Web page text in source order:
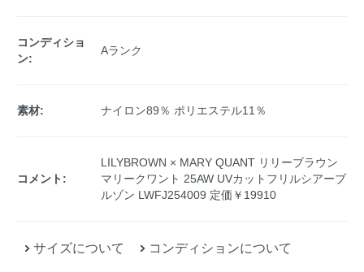
コンディショ
ン:
Aランク
素材: ナイロン89％ ポリエステル11％
コメント:
LILYBROWN × MARY QUANT リリーブラウン
マリークワント 25AW UVカットフリルシアーブ
ルゾン LWFJ254009 定価￥19910
サイズについて コンディションについて